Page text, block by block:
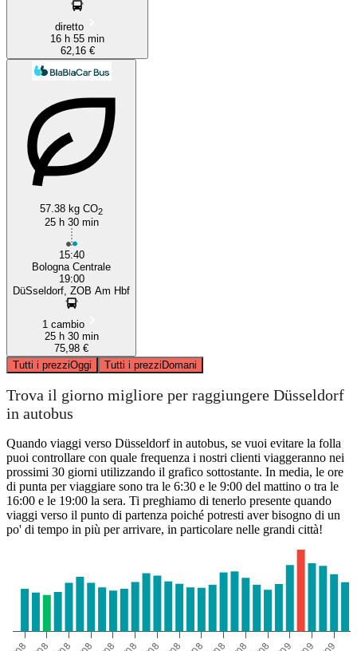
diretto
16 h 55 min
62,16 €
57.38 kg CO2
25 h 30 min
15:40
Bologna Centrale
19:00
DüSseldorf, ZOB Am Hbf
1 cambio
25 h 30 min
75,98 €
Tutti i prezziOggi Tutti i prezziDomani
Trova il giorno migliore per raggiungere Düsseldorf
in autobus
Quando viaggi verso Düsseldorf in autobus, se vuoi evitare la folla
puoi controllare con quale frequenza i nostri clienti viaggeranno nei
prossimi 30 giorni utilizzando il grafico sottostante. In media, le ore
di punta per viaggiare sono tra le 6:30 e le 9:00 del mattino o tra le
16:00 e le 19:00 la sera. Ti preghiamo di tenerlo presente quando
viaggi verso il punto di partenza poiché potresti aver bisogno di un
po' di tempo in più per arrivare, in particolare nelle grandi città!